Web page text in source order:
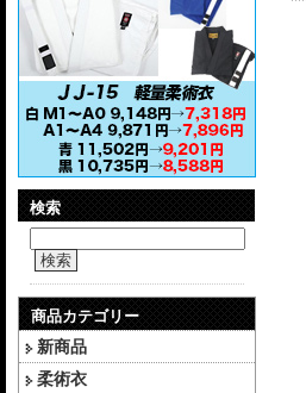
検索
検索
商品カテゴリー
新商品
柔術衣